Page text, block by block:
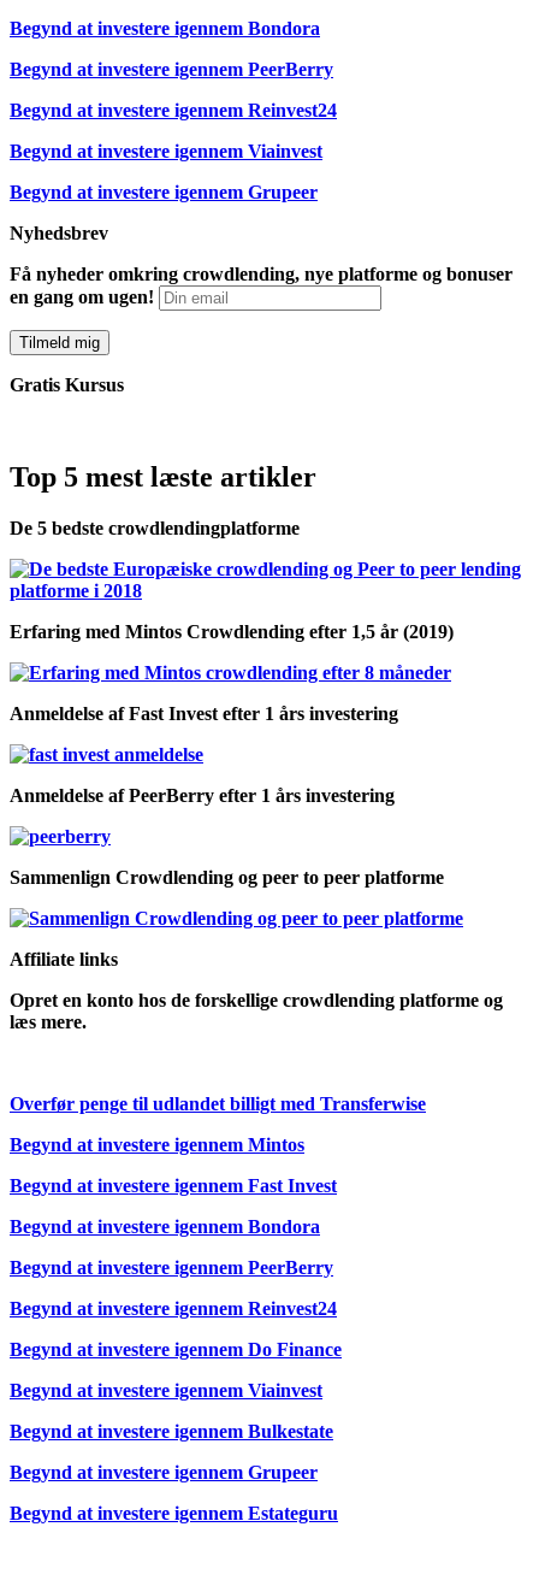
Begynd at investere igennem Bondora
Begynd at investere igennem PeerBerry
Begynd at investere igennem Reinvest24
Begynd at investere igennem Viainvest
Begynd at investere igennem Grupeer
Nyhedsbrev
Få nyheder omkring crowdlending, nye platforme og bonuser
en gang om ugen!
Gratis Kursus
Top 5 mest læste artikler
De 5 bedste crowdlendingplatforme
Erfaring med Mintos Crowdlending efter 1,5 år (2019)
Anmeldelse af Fast Invest efter 1 års investering
Anmeldelse af PeerBerry efter 1 års investering
Sammenlign Crowdlending og peer to peer platforme
Affiliate links
Opret en konto hos de forskellige crowdlending platforme og
læs mere.
Overfør penge til udlandet billigt med Transferwise
Begynd at investere igennem Mintos
Begynd at investere igennem Fast Invest
Begynd at investere igennem Bondora
Begynd at investere igennem PeerBerry
Begynd at investere igennem Reinvest24
Begynd at investere igennem Do Finance
Begynd at investere igennem Viainvest
Begynd at investere igennem Bulkestate
Begynd at investere igennem Grupeer
Begynd at investere igennem Estateguru